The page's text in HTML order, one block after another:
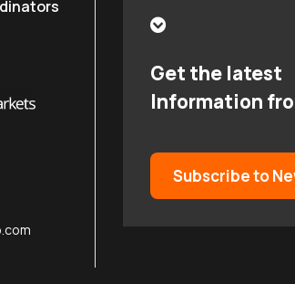
Get the latest
Information
Subscribe to